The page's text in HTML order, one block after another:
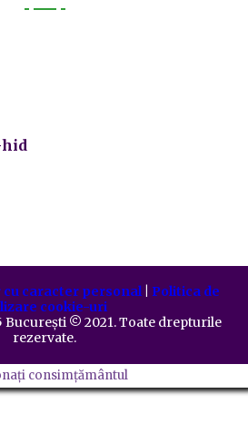
caracter personal| Politica de
cookie-uri
București ©️ 2021. Toate drepturile
rezervate.
consimțământul